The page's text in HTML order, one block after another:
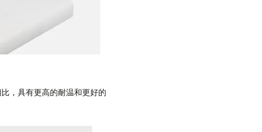
，具有更高的耐温和更好的